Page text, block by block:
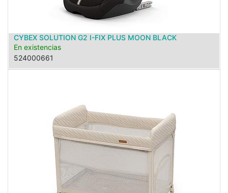
CYBEX SOLUTION G2 I-FIX PLUS MOON BLACK
En existencias
524000661